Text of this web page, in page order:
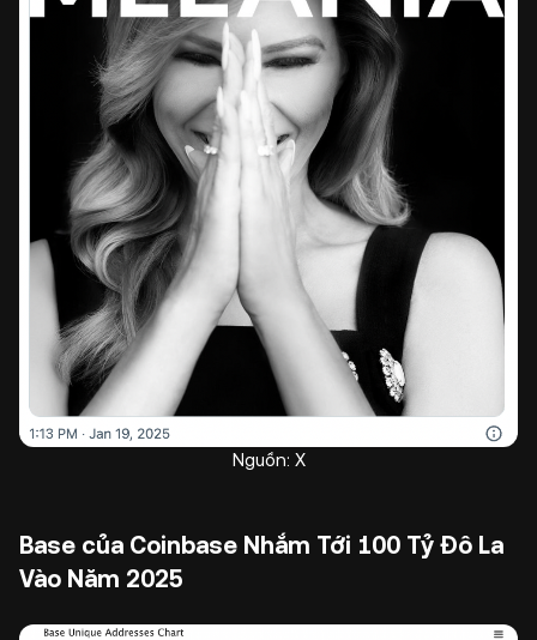
Nguồn: X
Base của Coinbase Nhắm Tới 100 Tỷ Đô La
Vào Năm 2025